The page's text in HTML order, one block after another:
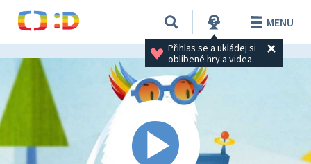
Přihlas se a ukládej si
oblíbené hry a videa.
MENU